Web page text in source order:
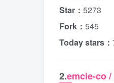
Star： 5273
Fork： 545
Today stars：
2.emcie-co